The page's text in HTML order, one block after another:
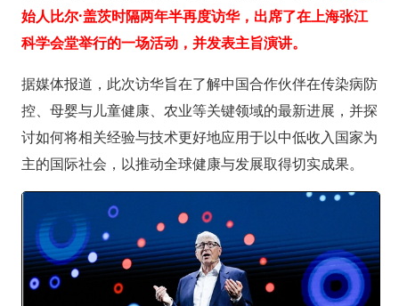
始人比尔·盖茨时隔两年半再度访华，出席了在上海张江
科学会堂举行的一场活动，并发表主旨演讲。
据媒体报道，此次访华旨在了解中国合作伙伴在传染病防
控、母婴与儿童健康、农业等关键领域的最新进展，并探
讨如何将相关经验与技术更好地应用于以中低收入国家为
主的国际社会，以推动全球健康与发展取得切实成果。